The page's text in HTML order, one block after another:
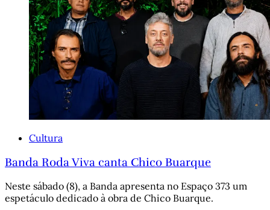
Cultura
Banda Roda Viva canta Chico Buarque
Neste sábado (8), a Banda apresenta no Espaço 373 um
espetáculo dedicado à obra de Chico Buarque.